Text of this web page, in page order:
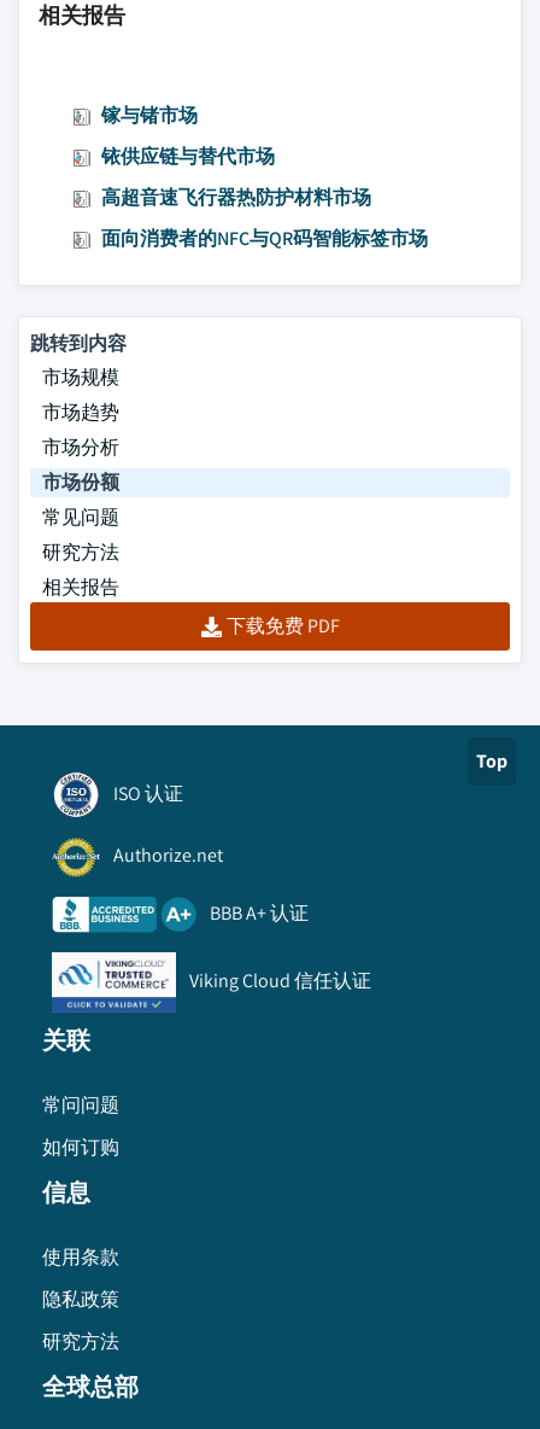
相关报告
镓与锗市场
铱供应链与替代市场
高超音速飞行器热防护材料市场
面向消费者的NFC与QR码智能标签市场
跳转到内容
市场规模
市场趋势
市场分析
市场份额
常见问题
研究方法
相关报告
下载免费 PDF
Top
ISO 认证
Authorize.net
BBB A+ 认证
Viking Cloud 信任认证
关联
常问问题
如何订购
信息
使用条款
隐私政策
研究方法
全球总部